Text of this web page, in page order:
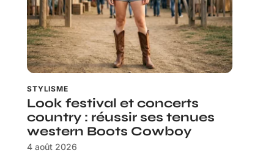
STYLISME
Look festival et concerts
country : réussir ses tenues
western Boots Cowboy
4 août 2026